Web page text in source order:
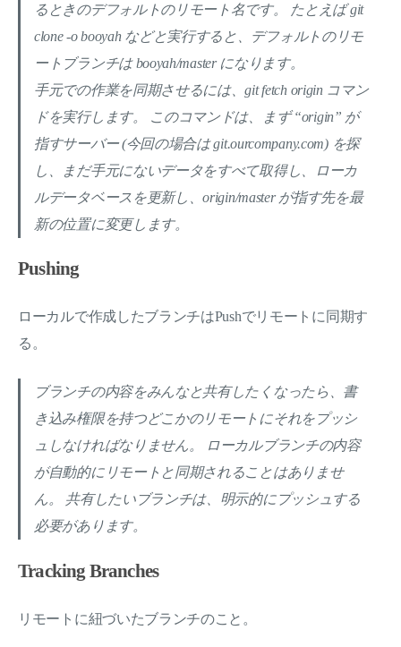
るときのデフォルトのリモート名です。 たとえば git
clone -o booyah などと実行すると、デフォルトのリモ
ートブランチは booyah/master になります。
手元での作業を同期させるには、git fetch origin コマン
ドを実行します。 このコマンドは、まず “origin” が
指すサーバー (今回の場合は git.ourcompany.com) を探
し、まだ手元にないデータをすべて取得し、ローカ
ルデータベースを更新し、origin/master が指す先を最
新の位置に変更します。
Pushing
ローカルで作成したブランチはPushでリモートに同期す
る。
ブランチの内容をみんなと共有したくなったら、書
き込み権限を持つどこかのリモートにそれをプッシ
ュしなければなりません。 ローカルブランチの内容
が自動的にリモートと同期されることはありませ
ん。 共有したいブランチは、明示的にプッシュする
必要があります。
Tracking Branches
リモートに紐づいたブランチのこと。